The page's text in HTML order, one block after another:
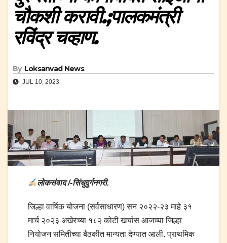
चौकशी करावी.;पालकमंत्री
रविंद्र चव्हाण.
By Loksanvad News
JUL 10, 2023
लोकसंवाद /-सिंधुदुर्गनगरी.
जिल्हा वार्षिक योजना (सर्वसाधारण) सन २०२२-२३ माहे ३१
मार्च २०२३ अखेरच्या १८२ कोटी खर्चास आजच्या जिल्हा
नियोजन समितीच्या बैठकीत मान्यता देण्यात आली. प्राथमिक